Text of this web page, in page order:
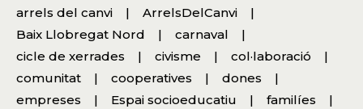
arrels del canvi
ArrelsDelCanvi
Baix Llobregat Nord
carnaval
cicle de xerrades
civisme
col·laboració
comunitat
cooperatives
dones
empreses
Espai socioeducatiu
familíes